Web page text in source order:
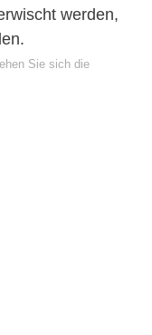
werden,
Sie sich die